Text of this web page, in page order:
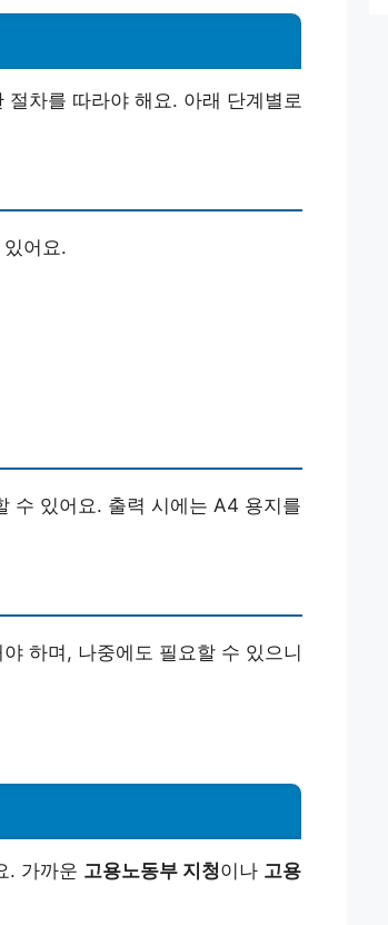
차를 따라야 해요. 아래 단계별로
어요.
수 있어요. 출력 시에는 A4 용지를
하며, 나중에도 필요할 수 있으니
. 가까운 고용노동부 지청이나 고용